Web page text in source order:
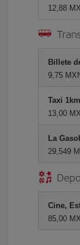
12,88
Billete
9,75
Taxi
13,00
La
29,549 M
Cine,
85,00